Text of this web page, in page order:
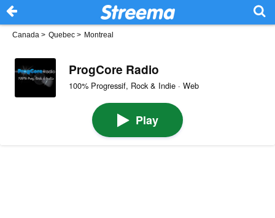
Canada > Quebec > Montreal
ProgCore Radio
100% Progressif, Rock & Indie · Web
Play